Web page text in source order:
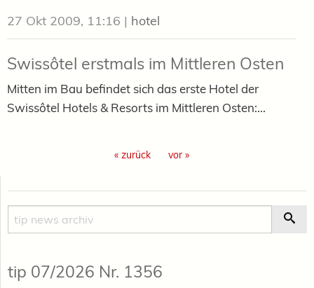
27 Okt 2009, 11:16 | hotel
Swissôtel erstmals im Mittleren Osten
Mitten im Bau befindet sich das erste Hotel der
Swissôtel Hotels & Resorts im Mittleren Osten:...
« zurück vor »
Suche
tip 07/2026 Nr. 1356